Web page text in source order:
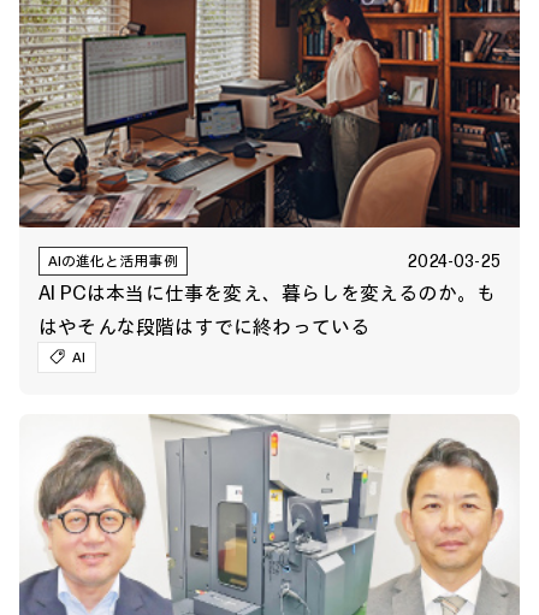
AIの進化と活用事例 2024-03-25
AI PCは本当に仕事を変え、暮らしを変えるのか。も
はやそんな段階はすでに終わっている
AI